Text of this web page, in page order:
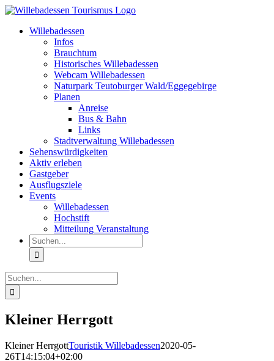
Zum
springenWillebadessen
Infos
Brauchtum
Historisches Willebadessen
Webcam Willebadessen
Naturpark Teutoburger Wald/Eggegebirge
Planen
Anreise
Bus & Bahn
Links
Stadtverwaltung Willebadessen
Sehenswürdigkeiten
Aktiv erleben
Gastgeber
Ausflugsziele
Events
Willebadessen
Hochstift
Mitteilung Veranstaltung
Suche
nach:
Suche
nach:
Kleiner Herrgott
Kleiner HerrgottTouristik Willebadessen2020-05-
26T14:15:04+02:00